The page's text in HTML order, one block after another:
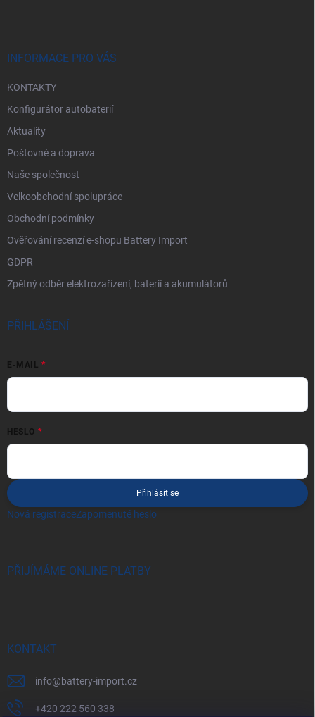
INFORMACE PRO VÁS
KONTAKTY
Konfigurátor autobaterií
Aktuality
Poštovné a doprava
Naše společnost
Velkoobchodní spolupráce
Obchodní podmínky
Ověřování recenzí e-shopu Battery Import
GDPR
Zpětný odběr elektrozařízení, baterií a akumulátorů
PŘIHLÁŠENÍ
E-MAIL
HESLO
Přihlásit se
Nová registraceZapomenuté heslo
PŘIJÍMÁME ONLINE PLATBY
KONTAKT
info@battery-import.cz
+420 222 560 338